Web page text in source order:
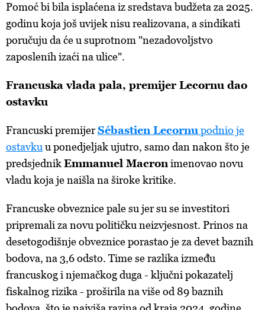
Pomoć bi bila isplaćena iz sredstava budžeta za 2025.
godinu koja još uvijek nisu realizovana, a sindikati
poručuju da će u suprotnom "nezadovoljstvo
zaposlenih izaći na ulice".
Francuska vlada pala, premijer Lecornu dao
ostavku
Francuski premijerSébastien Lecornu podnio je
ostavku u ponedjeljak ujutro, samo dan nakon što je
predsjednikEmmanuel Macronimenovao novu
vladu koja je naišla na široke kritike.
Francuske obveznice pale su jer su se investitori
pripremali za novu političku neizvjesnost. Prinos na
desetogodišnje obveznice porastao je za devet baznih
bodova, na 3,6 odsto. Time se razlika između
francuskog i njemačkog duga - ključni pokazatelj
fiskalnog rizika - proširila na više od 89 baznih